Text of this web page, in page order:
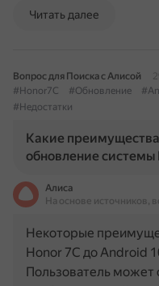
Читать далее
Вопрос для Поиска с Алисой
#Honor7C
#Обновление
#Недостатки
Какие
обновление системы
Алиса
На основе
Некоторые
Honor 7C до Android
Пользователь может